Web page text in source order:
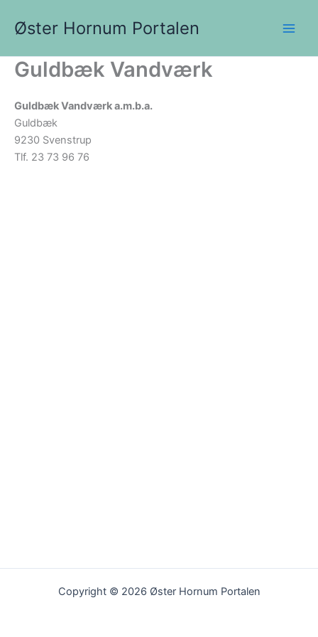
Øster Hornum Portalen
Guldbæk Vandværk
Guldbæk Vandværk a.m.b.a.
Guldbæk
9230 Svenstrup
Tlf. 23 73 96 76
Copyright © 2026 Øster Hornum Portalen